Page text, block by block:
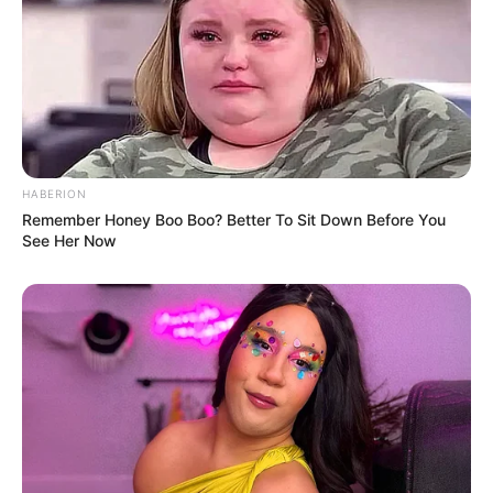
Aprovada em dois turnos,
a proposta segue direto para
— sem sanção presidencial, sem risco de veto e
HABERION
Remember Honey Boo Boo? Better To Sit Down Before You
See Her Now